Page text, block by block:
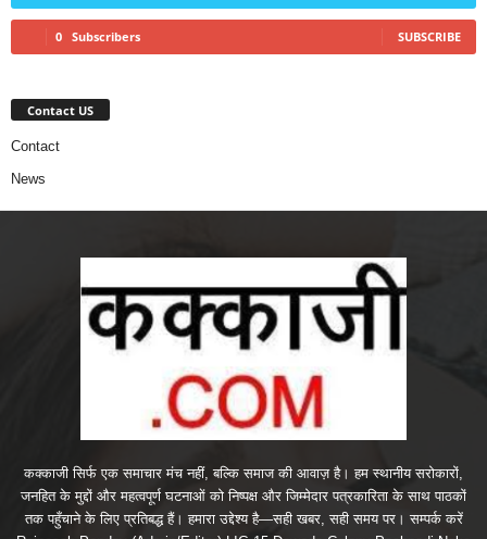
0 Subscribers SUBSCRIBE
Contact US
Contact
News
कक्काजी सिर्फ एक समाचार मंच नहीं, बल्कि समाज की आवाज़ है। हम स्थानीय सरोकारों,
जनहित के मुद्दों और महत्वपूर्ण घटनाओं को निष्पक्ष और जिम्मेदार पत्रकारिता के साथ पाठकों
तक पहुँचाने के लिए प्रतिबद्ध हैं। हमारा उद्देश्य है—सही खबर, सही समय पर। सम्पर्क करें